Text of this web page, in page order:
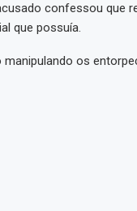
confessou que
que possuía.
os